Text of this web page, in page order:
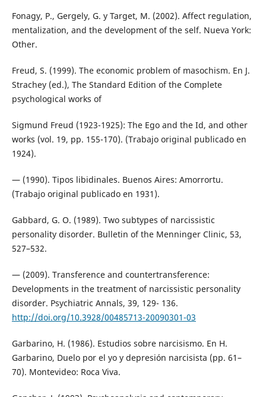
Fonagy, P., Gergely, G. y Target, M. (2002). Affect regulation,
mentalization, and the development of the self. Nueva York:
Other.
Freud, S. (1999). The economic problem of masochism. En J.
Strachey (ed.), The Standard Edition of the Complete
psychological works of
Sigmund Freud (1923-1925): The Ego and the Id, and other
works (vol. 19, pp. 155-170). (Trabajo original publicado en
1924).
— (1990). Tipos libidinales. Buenos Aires: Amorrortu.
(Trabajo original publicado en 1931).
Gabbard, G. O. (1989). Two subtypes of narcissistic
personality disorder. Bulletin of the Menninger Clinic, 53,
527–532.
— (2009). Transference and countertransference:
Developments in the treatment of narcissistic personality
disorder. Psychiatric Annals, 39, 129- 136.
http://doi.org/10.3928/00485713-20090301-03
Garbarino, H. (1986). Estudios sobre narcisismo. En H.
Garbarino, Duelo por el yo y depresión narcisista (pp. 61–
70). Montevideo: Roca Viva.